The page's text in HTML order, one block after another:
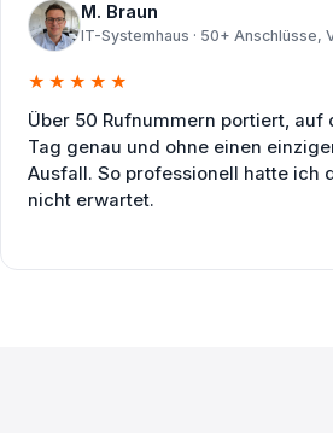
M. Braun
★ ★ ★ ★ ★
Über 50 Rufnummern portiert, auf
Tag genau und ohne einen
Ausfall. So professionell hatte ich
nicht erwartet.